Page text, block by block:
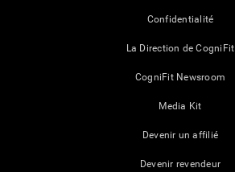
Confidentialité
La Direction de CogniFit
CogniFit Newsroom
Media Kit
Devenir un affilié
Devenir revendeur